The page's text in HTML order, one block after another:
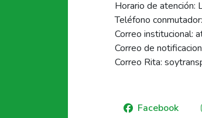
Horario de atención:
Teléfono
Correo institucional:
Correo de
Correo Rita:
Facebook